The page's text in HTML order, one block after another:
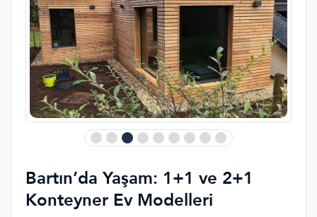
Bartın’da Yaşam: 1+1 ve 2+1
Konteyner Ev Modelleri